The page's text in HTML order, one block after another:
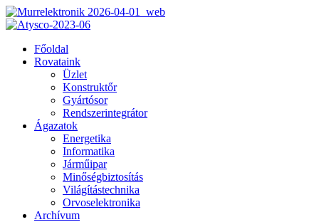
Főoldal
Rovataink
Üzlet
Konstruktőr
Gyártósor
Rendszerintegrátor
Ágazatok
Energetika
Informatika
Járműipar
Minőségbiztosítás
Világítástechnika
Orvoselektronika
Archívum